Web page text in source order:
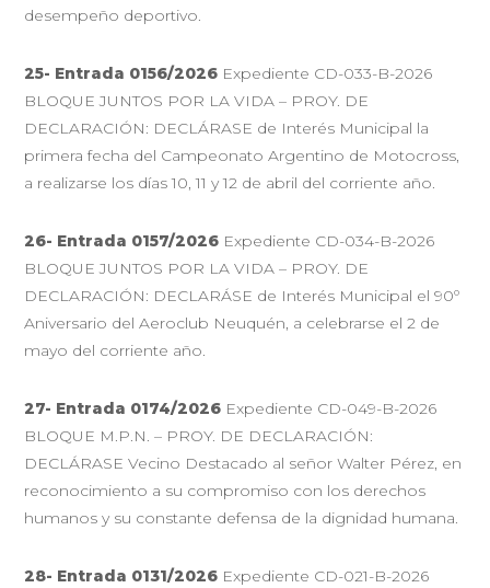
desempeño deportivo.
25- Entrada 0156/2026 Expediente CD-033-B-2026
BLOQUE JUNTOS POR LA VIDA – PROY. DE
DECLARACIÓN: DECLÁRASE de Interés Municipal la
primera fecha del Campeonato Argentino de Motocross,
a realizarse los días 10, 11 y 12 de abril del corriente año.
26- Entrada 0157/2026 Expediente CD-034-B-2026
BLOQUE JUNTOS POR LA VIDA – PROY. DE
DECLARACIÓN: DECLARÁSE de Interés Municipal el 90º
Aniversario del Aeroclub Neuquén, a celebrarse el 2 de
mayo del corriente año.
27- Entrada 0174/2026 Expediente CD-049-B-2026
BLOQUE M.P.N. – PROY. DE DECLARACIÓN:
DECLÁRASE Vecino Destacado al señor Walter Pérez, en
reconocimiento a su compromiso con los derechos
humanos y su constante defensa de la dignidad humana.
28- Entrada 0131/2026 Expediente CD-021-B-2026